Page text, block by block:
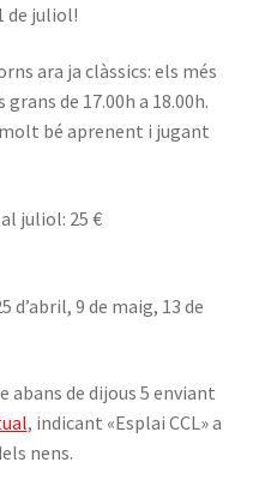
de juliol!
ara ja clàssics: els més
de 17.00h a 18.00h.
bé aprenent i jugant
juliol: 25 €
d’abril, 9 de maig, 13 de
abans de dijous 5 enviant
, indicant «Esplai CCL» a
nens.